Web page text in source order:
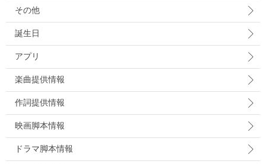
その他
誕生日
アプリ
楽曲提供情報
作詞提供情報
映画脚本情報
ドラマ脚本情報